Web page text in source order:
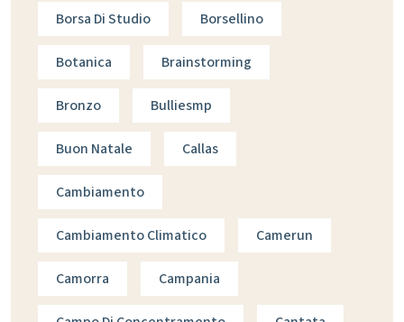
Borsa Di Studio Borsellino
Botanica Brainstorming
Bronzo Bulliesmp
Buon Natale Callas
Cambiamento
Cambiamento Climatico Camerun
Camorra Campania